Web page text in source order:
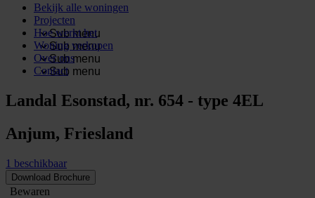
Bekijk alle woningen
Projecten
Sub menu
Hoe werkt het
Sub menu
Woning verkopen
Sub menu
Over ons
Sub menu
Contact
Landal Esonstad, nr. 654 - type 4EL
Anjum, Friesland
1 beschikbaar
Download Brochure
Bewaren